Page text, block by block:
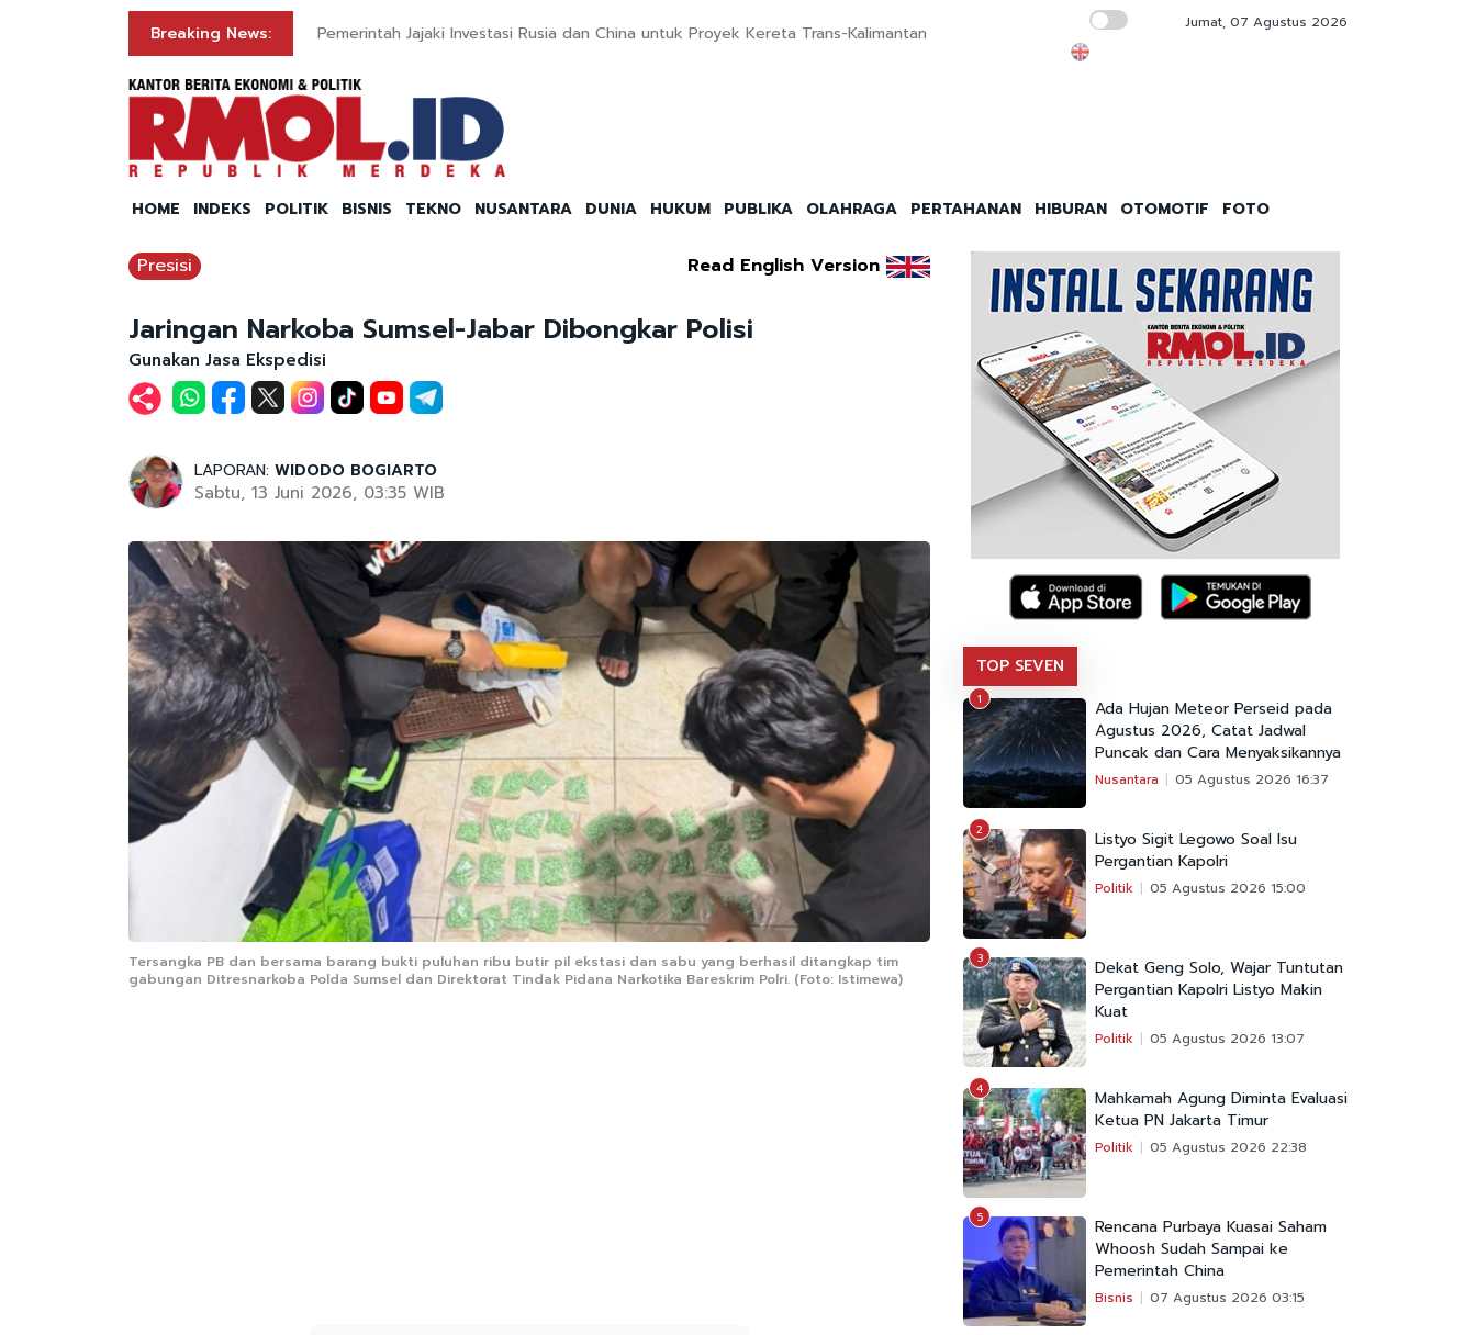
Breaking News: Pemerintah Jajaki Investasi Rusia dan China untuk Proyek Kereta Trans-Kalimantan KPK Bakal Panggil Kepala Kanim Jaksel
Jumat, 07 Agustus 2026
HOME INDEKS POLITIK BISNIS TEKNO NUSANTARA DUNIA HUKUM PUBLIKA OLAHRAGA PERTAHANAN HIBURAN OTOMOTIF FOTO
Presisi Read English Version
Jaringan Narkoba Sumsel-Jabar Dibongkar Polisi
Gunakan Jasa Ekspedisi
LAPORAN: WIDODO BOGIARTO
Sabtu, 13 Juni 2026, 03:35 WIB
Tersangka PB dan bersama barang bukti puluhan ribu butir pil ekstasi dan sabu yang berhasil ditangkap tim
gabungan Ditresnarkoba Polda Sumsel dan Direktorat Tindak Pidana Narkotika Bareskrim Polri. (Foto: Istimewa)
TOP SEVEN
1
Ada Hujan Meteor Perseid pada
Agustus 2026, Catat Jadwal
Puncak dan Cara Menyaksikannya
Nusantara 05 Agustus 2026 16:37
2
Listyo Sigit Legowo Soal Isu
Pergantian Kapolri
Politik 05 Agustus 2026 15:00
3
Dekat Geng Solo, Wajar Tuntutan
Pergantian Kapolri Listyo Makin
Kuat
Politik 05 Agustus 2026 13:07
4
Mahkamah Agung Diminta Evaluasi
Ketua PN Jakarta Timur
Politik 05 Agustus 2026 22:38
5
Rencana Purbaya Kuasai Saham
Whoosh Sudah Sampai ke
Pemerintah China
Bisnis 07 Agustus 2026 03:15